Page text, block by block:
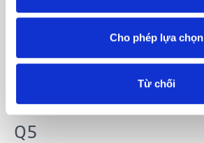
Cho phép lựa chọn
Từ chối
Q5